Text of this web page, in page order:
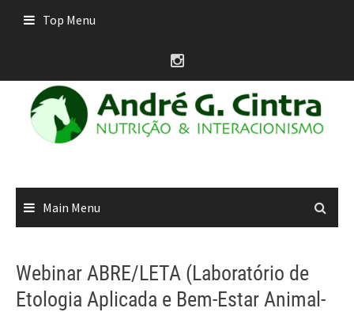
Top Menu
Main Menu
Webinar ABRE/LETA (Laboratório de
Etologia Aplicada e Bem-Estar Animal-